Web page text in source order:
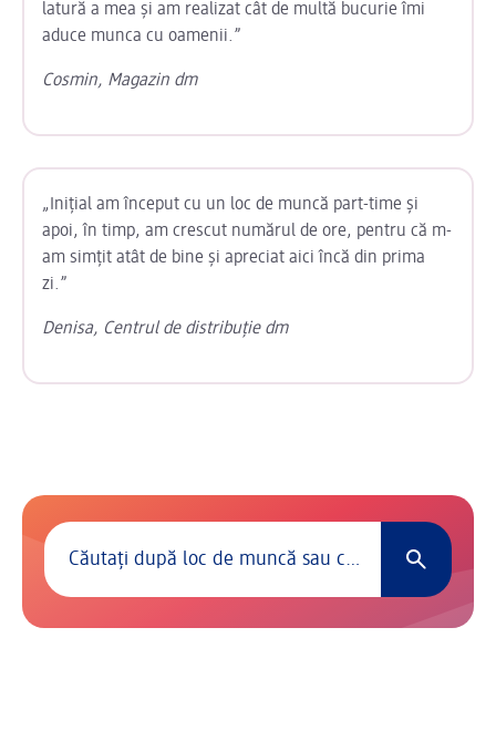
latură a mea și am realizat cât de multă bucurie îmi
aduce munca cu oamenii.”
Cosmin, Magazin dm
„Inițial am început cu un loc de muncă part-time și
apoi, în timp, am crescut numărul de ore, pentru că m-
am simțit atât de bine și apreciat aici încă din prima
zi.”
Denisa, Centrul de distribuție dm
Căutați locuri de muncă